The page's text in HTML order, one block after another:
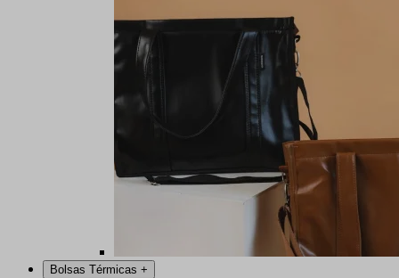
Bolsas Térmicas +